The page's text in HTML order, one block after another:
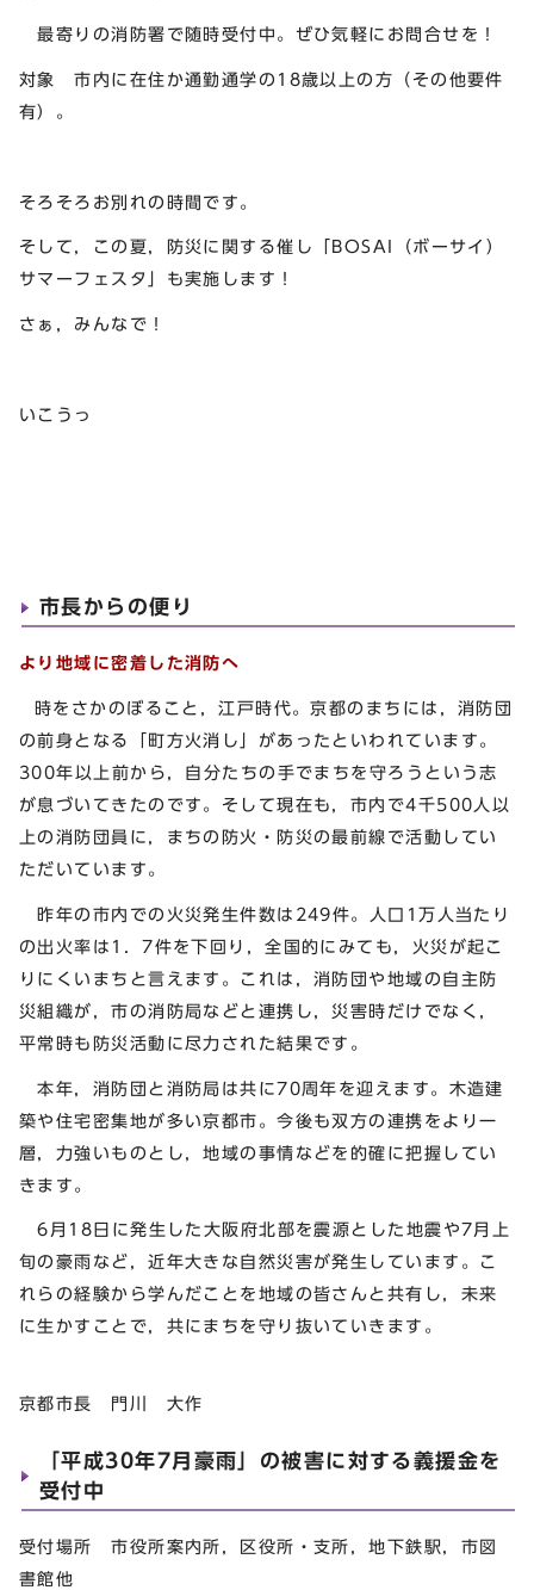
最寄りの消防署で随時受付中。ぜひ気軽にお問合せを！
対象 市内に在住か通勤通学の18歳以上の方（その他要件
有）。
そろそろお別れの時間です。
そして，この夏，防災に関する催し「BOSAI（ボーサイ）
サマーフェスタ」も実施します！
さぁ，みんなで！
いこうっ
市長からの便り
より地域に密着した消防へ
時をさかのぼること，江戸時代。京都のまちには，消防団
の前身となる「町方火消し」があったといわれています。
300年以上前から，自分たちの手でまちを守ろうという志
が息づいてきたのです。そして現在も，市内で4千500人以
上の消防団員に，まちの防火・防災の最前線で活動してい
ただいています。
昨年の市内での火災発生件数は249件。人口1万人当たり
の出火率は1．7件を下回り，全国的にみても，火災が起こ
りにくいまちと言えます。これは，消防団や地域の自主防
災組織が，市の消防局などと連携し，災害時だけでなく，
平常時も防災活動に尽力された結果です。
本年，消防団と消防局は共に70周年を迎えます。木造建
築や住宅密集地が多い京都市。今後も双方の連携をより一
層，力強いものとし，地域の事情などを的確に把握してい
きます。
6月18日に発生した大阪府北部を震源とした地震や7月上
旬の豪雨など，近年大きな自然災害が発生しています。こ
れらの経験から学んだことを地域の皆さんと共有し，未来
に生かすことで，共にまちを守り抜いていきます。
京都市長 門川 大作
「平成30年7月豪雨」の被害に対する義援金を
受付中
受付場所 市役所案内所，区役所・支所，地下鉄駅，市図
書館他